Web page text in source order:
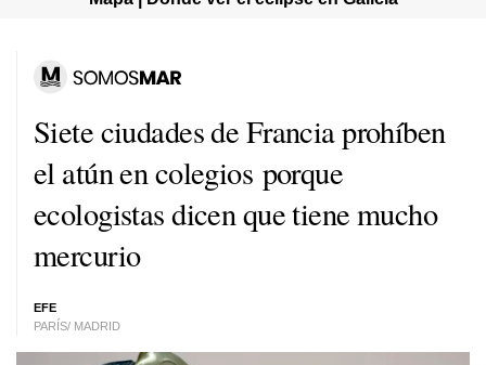
Siete ciudades de Francia prohíben
el atún en colegios porque
ecologistas dicen que tiene mucho
mercurio
EFE
PARÍS/ MADRID